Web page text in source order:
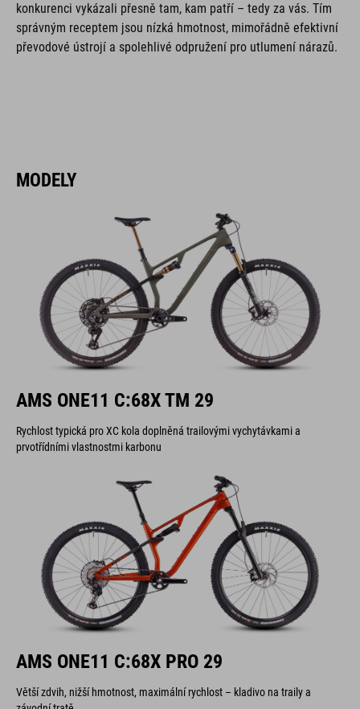
konkurenci vykázali přesně tam, kam patří – tedy za vás. Tím
správným receptem jsou nízká hmotnost, mimořádně efektivní
převodové ústrojí a spolehlivé odpružení pro utlumení nárazů.
MODELY
AMS ONE11 C:68X TM 29
Rychlost typická pro XC kola doplněná trailovými vychytávkami a
prvotřídními vlastnostmi karbonu
AMS ONE11 C:68X PRO 29
Větší zdvih, nižší hmotnost, maximální rychlost – kladivo na traily a